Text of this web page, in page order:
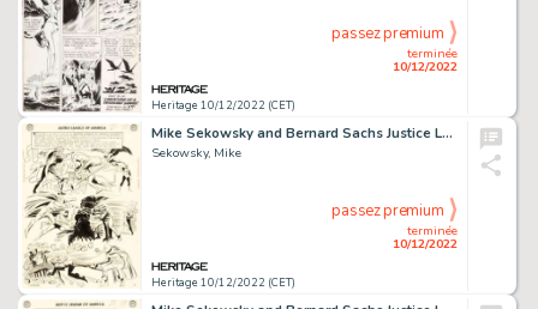
Heritage 10/12/2022 (CET)
terminée
10/12/2022
passez premium
Mike Sekowsky and Bernard Sachs Justice League of America #22 JLA/JSA Story Page 24 Original Art (DC, 1963)....
Sekowsky, Mike
Heritage 10/12/2022 (CET)
terminée
10/12/2022
passez premium